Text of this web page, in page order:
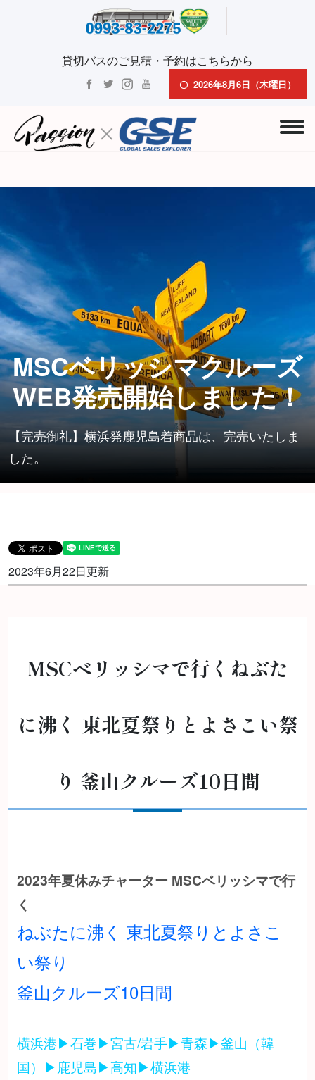
貸切バスのご見積・予約はこちらから
2026年8月6日（木曜日）
MSCベリッシマクルーズ
WEB発売開始しました！
【完売御礼】横浜発鹿児島着商品は、完売いたしま
した。
2023年6月22日更新
MSCベリッシマで行くねぶた
に沸く 東北夏祭りとよさこい祭
り 釜山クルーズ10日間
2023年夏休みチャーター MSCベリッシマで行
く
ねぶたに沸く 東北夏祭りとよさこ
い祭り
釜山クルーズ10日間
横浜港▶︎石巻▶︎宮古/岩手▶︎青森▶︎釜山（韓
国）▶︎鹿児島▶︎高知▶︎横浜港